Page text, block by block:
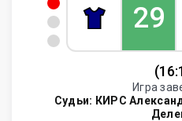
29
Игра
Судьи: КИРС